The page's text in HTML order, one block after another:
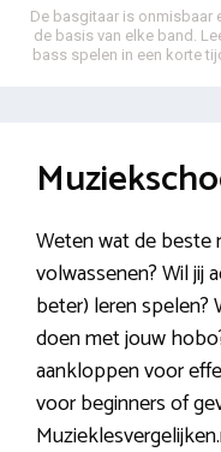
De basgitaar is onmisbaar
de basis van elke band.
bass spelen in een korte
Weten wat de
volwassenen? Wil jij
beter) leren spelen?
doen met jouw
aankloppen voor
voor beginners of